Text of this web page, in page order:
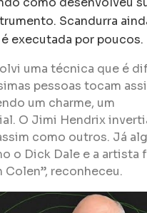
Scandurra
executada por poucos.
uma técnica que é
pessoas tocam
um charme, um
O Jimi Hendrix
como outros. Já
o Dick Dale e a artista
Colen”, reconheceu.